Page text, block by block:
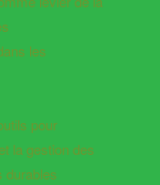
les
pour
la gestion des
durables